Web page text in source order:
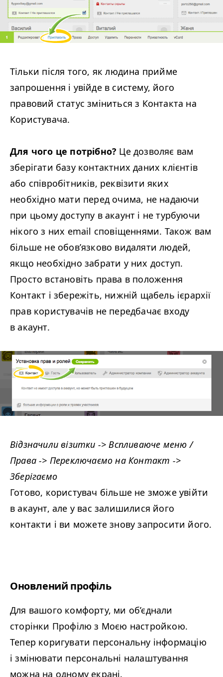
Тільки після того, як людина прийме
запрошення і увійде в систему, його
правовий статус зміниться з Контакта на
Користувача.
Для чого це потрібно? Це дозволяє вам
зберігати базу контактних даних клієнтів
або співробітників, реквізити яких
необхідно мати перед очима, не надаючи
при цьому доступу в акаунт і не турбуючи
нікого з них email сповіщеннями. Також вам
більше не обов’язково видаляти людей,
якщо необхідно забрати у них доступ.
Просто встановіть права в положення
Контакт і збережіть, нижній щабель ієрархії
прав користувачів не передбачає входу
в акаунт.
Відзначили візитки -> Вспливаюче меню /
Права -> Переключаємо на Контакт ->
Зберігаємо
Готово, користувач більше не зможе увійти
в акаунт, але у вас залишилися його
контакти і ви можете знову запросити його.
Оновлений профіль
Для вашого комфорту, ми об’єднали
сторінки Профілю з Моєю настройкою.
Тепер коригувати персональну інформацію
і змінювати персональні налаштування
можна на одному екрані.